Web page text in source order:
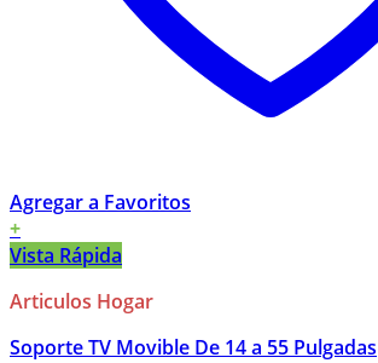
Agregar a Favoritos
+
Vista Rápida
Articulos Hogar
Soporte TV Movible De 14 a 55 Pulgadas